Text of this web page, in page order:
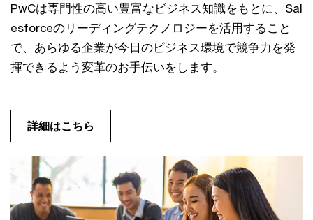
PwCは専門性の高い豊富なビジネス知識をもとに、Sal
esforceのリーディングテクノロジーを活用すること
で、あらゆる企業が今日のビジネス環境で競争力を発
揮できるよう変革のお手伝いをします。
詳細はこちら